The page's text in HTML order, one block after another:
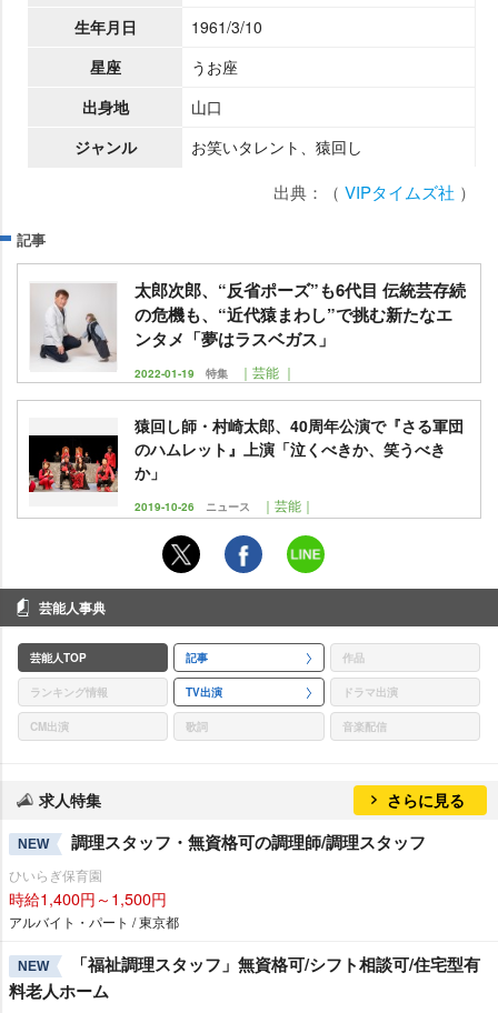
生年月日
1961/3/10
星座
うお座
出身地
山口
ジャンル
お笑いタレント、猿回し
出典：（ VIPタイムズ社 ）
記事
太郎次郎、“反省ポーズ”も6代目 伝統芸存続
の危機も、“近代猿まわし”で挑む新たなエ
ンタメ「夢はラスベガス」
2022-01-19 特集 ｜芸能 ｜
猿回し師・村崎太郎、40周年公演で『さる軍団
のハムレット』上演「泣くべきか、笑うべき
か」
2019-10-26 ニュース ｜芸能｜
芸能人事典
芸能人TOP 記事 作品
ランキング情報 TV出演 ドラマ出演
CM出演 歌詞 音楽配信
求人特集 さらに見る
NEW 調理スタッフ・無資格可の調理師/調理スタッフ
ひいらぎ保育園
時給1,400円～1,500円
アルバイト・パート / 東京都
NEW
「福祉調理スタッフ」無資格可/シフト相談可/住宅型有
料老人ホーム